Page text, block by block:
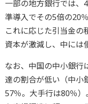
一部の地方銀行では、
準導入でその5倍の20
これに応じた引当金
資本が激減し、中には
なお、中国の中小銀行
達の割合が低い（中小
57％。大手行は80％